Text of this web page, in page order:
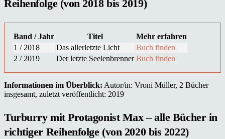
Reihenfolge (von 2018 bis 2019)
Band / Jahr Titel
Mehr erfahren
1 / 2018
Das allerletzte Licht
Buch finden
2 / 2019
Der letzte Seelenbrenner Buch finden
Informationen im Überblick: Autor/in: Vroni Müller, 2 Bücher
insgesamt, zuletzt veröffentlicht: 2019
Turburry mit Protagonist Max – alle Bücher in
richtiger Reihenfolge (von 2020 bis 2022)